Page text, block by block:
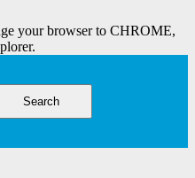
your browser to CHROME,
Search